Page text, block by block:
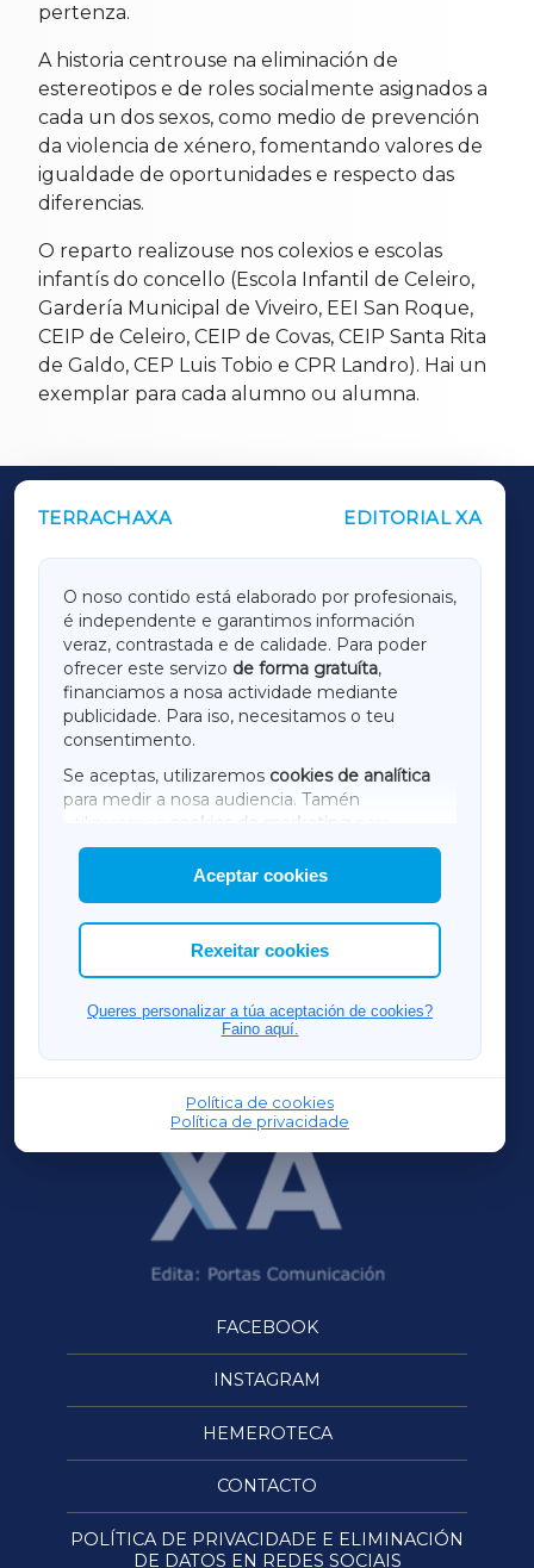
pertenza.
A historia centrouse na eliminación de
estereotipos e de roles socialmente asignados a
cada un dos sexos, como medio de prevención
da violencia de xénero, fomentando valores de
igualdade de oportunidades e respecto das
diferencias.
O reparto realizouse nos colexios e escolas
infantís do concello (Escola Infantil de Celeiro,
Gardería Municipal de Viveiro, EEI San Roque,
CEIP de Celeiro, CEIP de Covas, CEIP Santa Rita
de Galdo, CEP Luis Tobio e CPR Landro). Hai un
exemplar para cada alumno ou alumna.
TERRACHAXA EDITORIAL XA
O noso contido está elaborado por profesionais,
é independente e garantimos información
veraz, contrastada e de calidade. Para poder
ofrecer este servizo de forma gratuíta,
financiamos a nosa actividade mediante
publicidade. Para iso, necesitamos o teu
consentimento.
Se aceptas, utilizaremos cookies de analítica
para medir a nosa audiencia. Tamén
utilizaremos
cookies de marketing
mostrar publicidade de terceiros.
Así mesmo, podes personalizar a elección das
cookies que desexas permitir.
Aceptar cookies
Rexeitar cookies
Queres personalizar a túa aceptación de cookies?
Faino aquí.
Política de cookies
Política de privacidade
OUTROS PERIÓDICOS
LUGOXA
TERRACHAXA
AMARIÑAXA
RIBEIRASACRAXA
ACORUÑAXA
FERROLXA
OURENSEXA
FACEBOOK
INSTAGRAM
HEMEROTECA
CONTACTO
POLÍTICA DE PRIVACIDADE E ELIMINACIÓN
DE DATOS EN REDES SOCIAIS